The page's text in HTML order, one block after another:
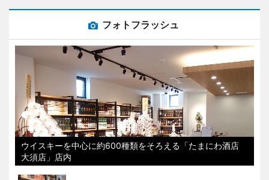
フォトフラッシュ
ウイスキーを中心に約600種類をそろえる「たまにわ酒店
大須店」店内